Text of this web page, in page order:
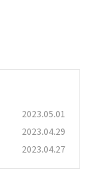
2023.05.01
2023.04.29
2023.04.27